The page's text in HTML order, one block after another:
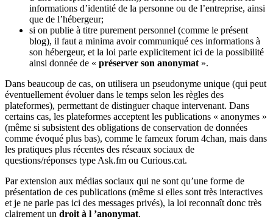
informations d’identité de la personne ou de l’entreprise, ainsi
que de l’hébergeur;
si on publie à titre purement personnel (comme le présent
blog), il faut a minima avoir communiqué ces informations à
son hébergeur, et la loi parle explicitement ici de la possibilité
ainsi donnée de « préserver son anonymat ».
Dans beaucoup de cas, on utilisera un pseudonyme unique (qui peut
éventuellement évoluer dans le temps selon les règles des
plateformes), permettant de distinguer chaque intervenant. Dans
certains cas, les plateformes acceptent les publications « anonymes »
(même si subsistent des obligations de conservation de données
comme évoqué plus bas), comme le fameux forum 4chan, mais dans
les pratiques plus récentes des réseaux sociaux de
questions/réponses type Ask.fm ou Curious.cat.
Par extension aux médias sociaux qui ne sont qu’une forme de
présentation de ces publications (même si elles sont très interactives
et je ne parle pas ici des messages privés), la loi reconnaît donc très
clairement un droit à l ’anonymat.